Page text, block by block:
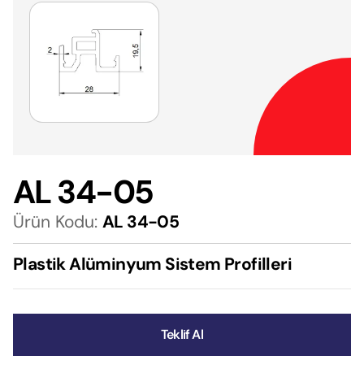
AL 34-05
Ürün Kodu: AL 34-05
Plastik Alüminyum Sistem Profilleri
Teklif Al